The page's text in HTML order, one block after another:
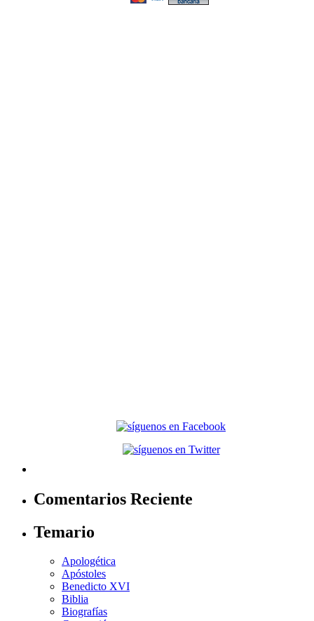
Comentarios Reciente
Temario
Apologética
Apóstoles
Benedicto XVI
Biblia
Biografías